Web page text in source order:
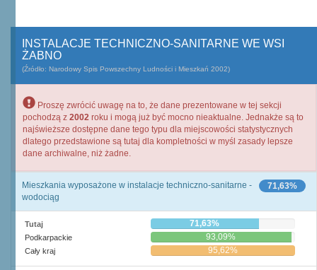
INSTALACJE TECHNICZNO-SANITARNE WE WSI
ŻABNO
(Źródło: Narodowy Spis Powszechny Ludności i Mieszkań 2002)
Proszę zwrócić uwagę na to, że dane prezentowane w tej sekcji
pochodzą z 2002 roku i mogą już być mocno nieaktualne. Jednakże są to
najświeższe dostępne dane tego typu dla miejscowości statystycznych
dlatego przedstawione są tutaj dla kompletności w myśl zasady lepsze
dane archiwalne, niż żadne.
71,63%
Mieszkania wyposażone w instalacje techniczno-sanitarne -
wodociąg
Tutaj 71,63%
Podkarpackie 93,09%
Cały kraj 95,62%